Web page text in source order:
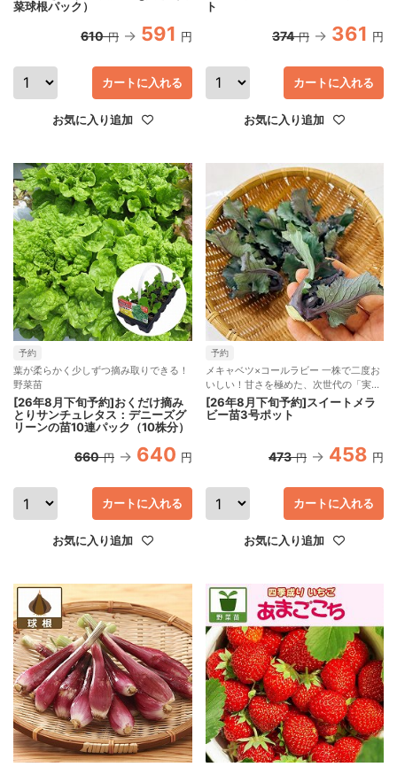
菜球根パック）
610 円 591 円
お気に入り追加
カートに入れる
ト
374 円 361 円
お気に入り追加
カートに入れる
予約
葉が柔らかく少しずつ摘み取りできる！
野菜苗
[26年8月下旬予約]おくだけ摘み
とりサンチュレタス：デニーズグ
リーンの苗10連パック（10株分）
660 円 640 円
お気に入り追加
カートに入れる
予約
メキャベツ×コールラビー 一株で二度お
いしい！甘さを極めた、次世代の「実
る」新ベジタブル 新野菜 New!
[26年8月下旬予約]スイートメラ
ビー苗3号ポット
473 円 458 円
お気に入り追加
カートに入れる